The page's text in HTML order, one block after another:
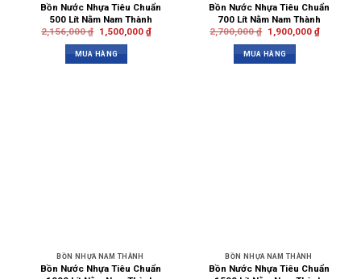
Bồn Nước Nhựa Tiêu Chuẩn
500 Lít Nằm Nam Thành
2,156,000₫ 1,500,000 ₫
MUA HÀNG
Bồn Nước Nhựa Tiêu Chuẩn
700 Lít Nằm Nam Thành
2,700,000₫ 1,900,000 ₫
MUA HÀNG
BỒN NHỰA NAM THÀNH
Bồn Nước Nhựa Tiêu Chuẩn
BỒN NHỰA NAM THÀNH
Bồn Nước Nhựa Tiêu Chuẩn